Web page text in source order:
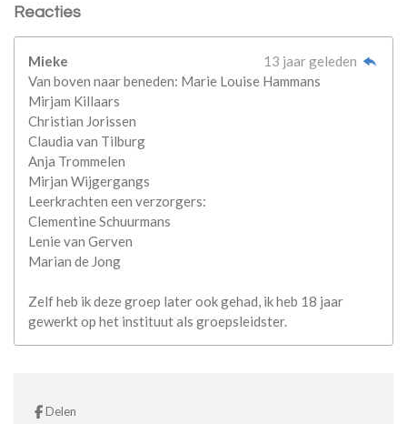
Reacties
Mieke
13 jaar geleden
Van boven naar beneden: Marie Louise Hammans
Mirjam Killaars
Christian Jorissen
Claudia van Tilburg
Anja Trommelen
Mirjan Wijgergangs
Leerkrachten een verzorgers:
Clementine Schuurmans
Lenie van Gerven
Marian de Jong
Zelf heb ik deze groep later ook gehad, ik heb 18 jaar
gewerkt op het instituut als groepsleidster.
Delen